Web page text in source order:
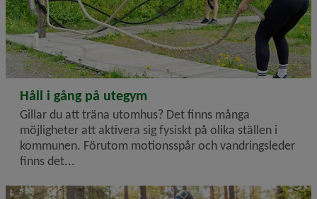
2026-07-02
Håll i gång på utegym
Gillar du att träna utomhus? Det finns många
möjligheter att aktivera sig fysiskt på olika ställen i
kommunen. Förutom motionsspår och vandringsleder
finns det...